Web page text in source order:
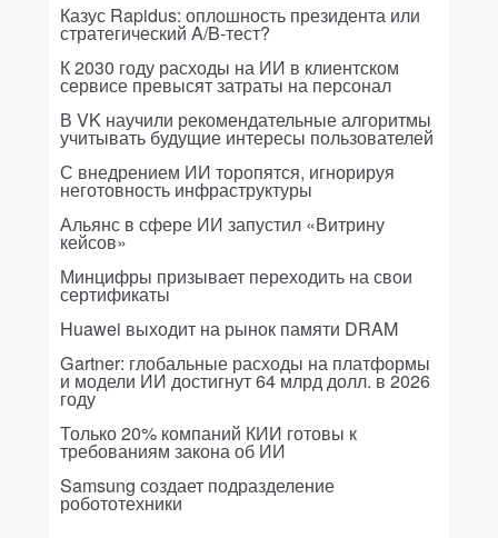
Казус Rapidus: оплошность президента или
стратегический A/B-тест?
К 2030 году расходы на ИИ в клиентском
сервисе превысят затраты на персонал
В VK научили рекомендательные алгоритмы
учитывать будущие интересы пользователей
С внедрением ИИ торопятся, игнорируя
неготовность инфраструктуры
Альянс в сфере ИИ запустил «Витрину
кейсов»
Минцифры призывает переходить на свои
сертификаты
Huawei выходит на рынок памяти DRAM
Gartner: глобальные расходы на платформы
и модели ИИ достигнут 64 млрд долл. в 2026
году
Только 20% компаний КИИ готовы к
требованиям закона об ИИ
Samsung создает подразделение
робототехники